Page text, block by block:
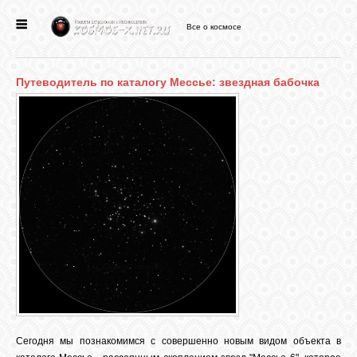
НОВОСТИ
ФОРУМ
СТАТЬИ
ФАЙЛЫ
ФОТО
Все о космосе
Путеводитель по каталогу Мессье: звездная бабочка
Сегодня мы познакомимся с совершенно новым видом объекта в